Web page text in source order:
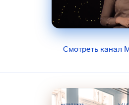
Смотреть канал